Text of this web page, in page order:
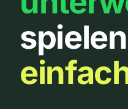
Urbanlist